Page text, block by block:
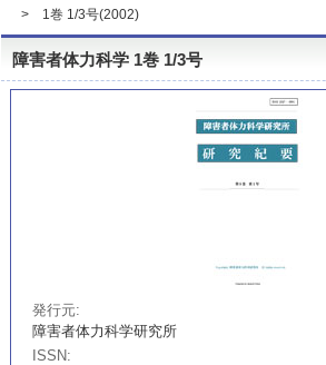
1巻 1/3号(2002)
障害者体力科学 1巻 1/3号
発行元
障害者体力科学研究所
ISSN